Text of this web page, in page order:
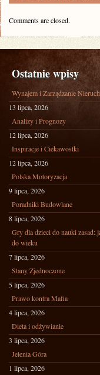
Comments are closed.
Ostatnie wpisy
Wynajem i Zarządzanie
13 lipca, 2026
Analizy i Prognozy
12 lipca, 2026
Inspiracje i Ciekawostki
12 lipca, 2026
Polska Motoryzacja
9 lipca, 2026
Poradniki Budowlane
8 lipca, 2026
Gry dla dzieci do nauki zasad:
do wieku
7 lipca, 2026
Stany Zjednoczone
5 lipca, 2026
Prawo kontra Mafia
4 lipca, 2026
Dieta i odżywianie
3 lipca, 2026
Jelenia Góra
1 lipca, 2026